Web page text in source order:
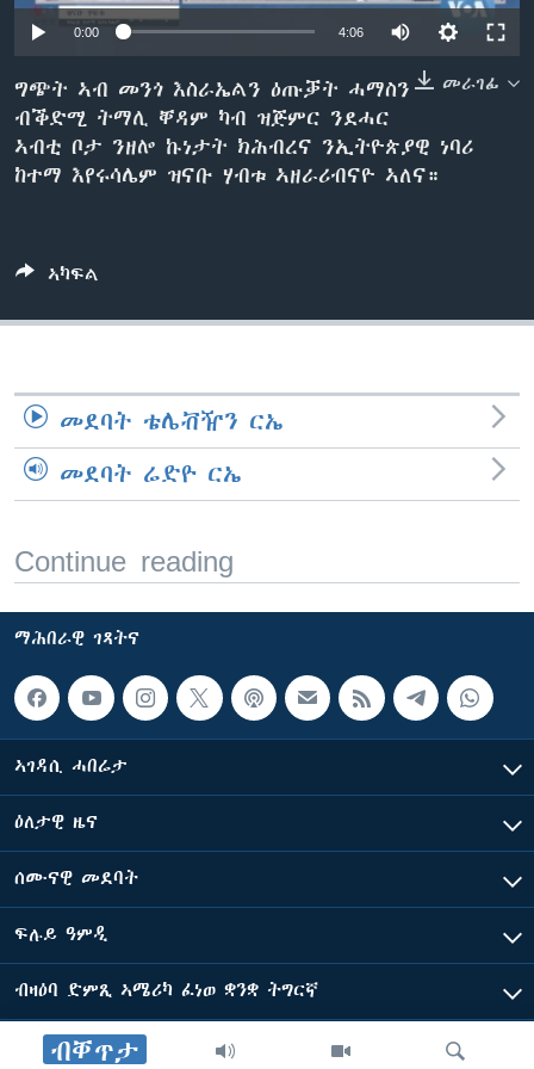
ቂሔ ጽልሚ
ቋንቋታት
ብቐጥታ
0:00 4:06
መራገፊ
ግጭት ኣብ መንጎ እስራኤልን ዕጡቓት ሓማስን
ብቕድሚ ትማሊ ቐዳም ካብ ዝጅምር ንደሓር
ኣብቲ ቦታ ንዘሎ ኩነታት ክሕብረና ንኢትዮጵያዊ ነባሪ
ከተማ እየሩሳሌም ዝናቡ ሃብቱ ኣዘራሪብናዮ ኣለና።
ኣካፍል
መደባት ቴሌቭዥን ርኤ
መደባት ሬድዮ ርኤ
Continue reading
ማሕበራዊ ገጻትና
ኣገዳሲ ሓበሬታ
ዕለታዊ ዜና
ሰሙናዊ መደባት
ፍሉይ ዓምዲ
ብዛዕባ ድምጺ ኣሜሪካ ፈነወ ቋንቋ ትግርኛ
ድምጺ ኣመሪካ ብመሰል ጸሓፊ ዝተሓለወዩ።